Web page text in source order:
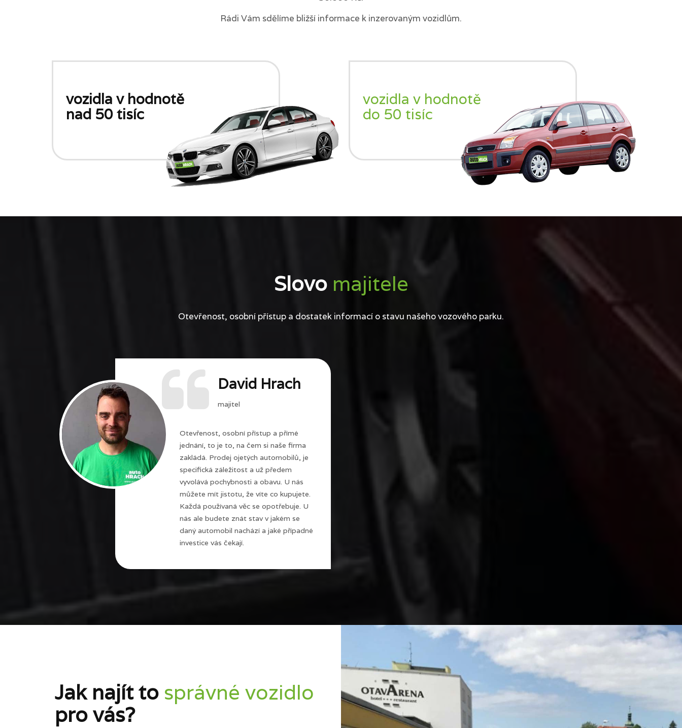
Rádi Vám sdělíme bližší informace k inzerovaným vozidlům.
vozidla v hodnotě
nad 50 tisíc
vozidla v hodnotě
do 50 tisíc
Slovo majitele
Otevřenost, osobní přístup a dostatek informací o stavu našeho vozového parku.
David Hrach
majitel
Otevřenost, osobní přístup a přímé
jednání, to je to, na čem si naše firma
zakládá. Prodej ojetých automobilů, je
specifická záležitost a už předem
vyvolává pochybnosti a obavu. U nás
můžete mít jistotu, že víte co kupujete.
Každá používaná věc se opotřebuje. U
nás ale budete znát stav v jakém se
daný automobil nachází a jaké případné
investice vás čekají.
Jak najít to správné vozidlo
pro vás?